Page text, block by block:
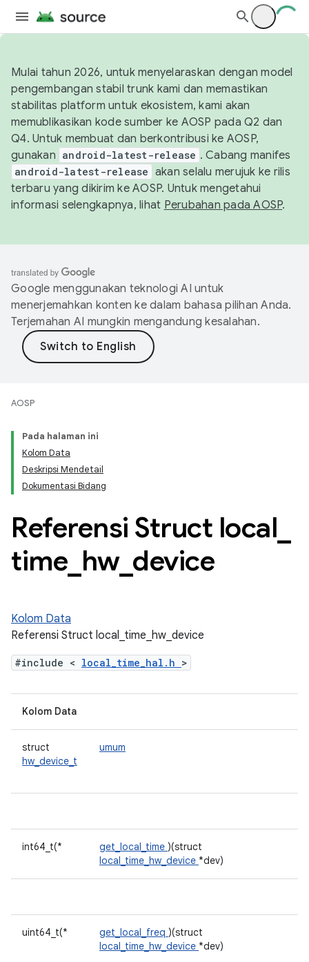
Mulai tahun 2026, untuk menyelaraskan dengan model
pengembangan stabil trunk kami dan memastikan
stabilitas platform untuk ekosistem, kami akan
memublikasikan kode sumber ke AOSP pada Q2 dan
Q4. Untuk membuat dan berkontribusi ke AOSP,
gunakan android-latest-release . Cabang manifes
android-latest-release akan selalu merujuk ke rilis
terbaru yang dikirim ke AOSP. Untuk mengetahui
informasi selengkapnya, lihat Perubahan pada AOSP.
Google menggunakan teknologi AI untuk
menerjemahkan konten ke dalam bahasa pilihan Anda.
Terjemahan AI mungkin mengandung kesalahan.
AOSP
Pada halaman ini
Kolom Data
Deskripsi Mendetail
Dokumentasi Bidang
Referensi Struct local
time hw_ device
Kolom Data
Referensi Struct local_time_hw_device
#include < local_time_hal.h >
Kolom Data
struct
hw_device_t
umum
int64_t(* get_local_time )(struct
local_time_hw_device *dev)
uint64_t(* get_local_freq )(struct
local_time_hw_device *dev)